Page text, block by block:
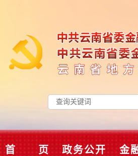
首 页 政务公开 金